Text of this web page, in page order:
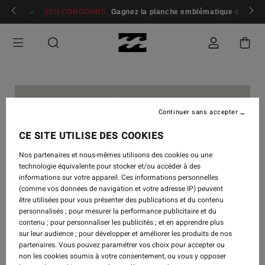
Se connecter / s'inscrire
JEU CONCOURS Gagnez la planche emblématique d'Andy
CE SITE UTILISE DES COOKIES
Nos partenaires et nous-mêmes utilisons des cookies ou une
technologie équivalente pour stocker et/ou accéder à des
informations sur votre appareil. Ces informations personnelles
(comme vos données de navigation et votre adresse IP) peuvent
être utilisées pour vous présenter des publications et du contenu
personnalisés ; pour mesurer la performance publicitaire et du
contenu ; pour personnaliser les publicités ; et en apprendre plus
sur leur audience ; pour développer et améliorer les produits de nos
partenaires. Vous pouvez paramétrer vos choix pour accepter ou
non les cookies soumis à votre consentement, ou vous y opposer
Continuer sans accepter